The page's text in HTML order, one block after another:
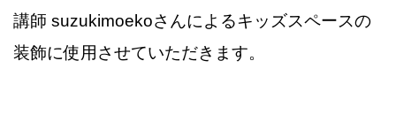
講師 suzukimoekoさんによるキッズスペースの
装飾に使用させていただきます。